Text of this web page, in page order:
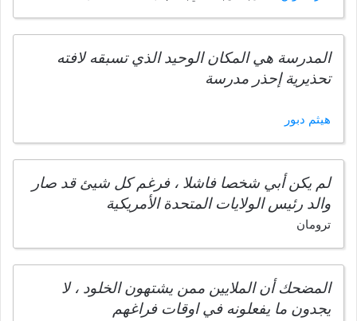
المدرسة هي المكان الوحيد الذي تسبقه لافته
تحذيرية إحذر مدرسة
هيثم دبور
لم يكن أبي شخصا فاشلا ، فرغم كل شيئ قد صار
والد رئيس الولايات المتحدة الأمريكية
ترومان
المضحك أن الملايين ممن يشتهون الخلود ، لا
يجدون ما يفعلونه في اوقات فراغهم